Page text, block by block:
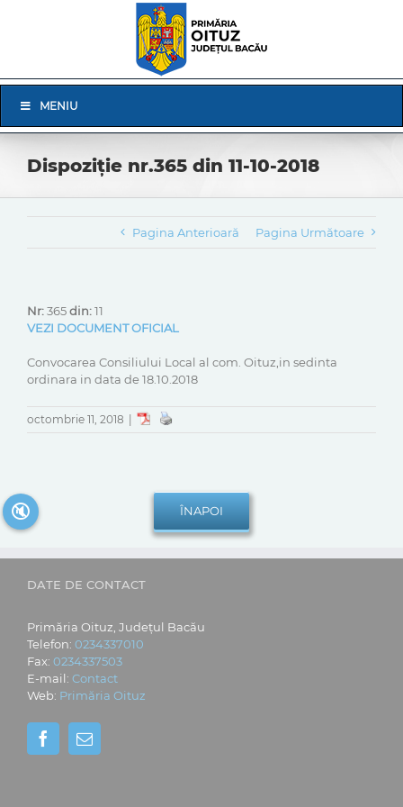
Navigation
MENIU
Dispoziție nr.365 din 11-10-2018
Pagina Anterioară Pagina Următoare
Nr:365din:11
VEZI DOCUMENT OFICIAL
Convocarea Consiliului Local al com. Oituz,in sedinta
ordinara in data de 18.10.2018
octombrie 11, 2018
DATE DE CONTACT
Primăria Oituz, Județul Bacău
Telefon: 0234337010
Fax: 0234337503
E-mail: Contact
Web: Primăria Oituz
🔇